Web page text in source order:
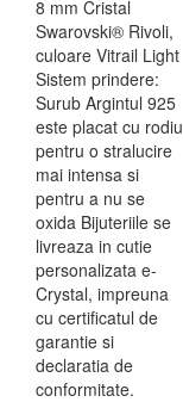
8 mm Cristal
Swarovski® Rivoli,
culoare Vitrail Light
Sistem prindere:
Surub Argintul 925
este placat cu rodiu
pentru o stralucire
mai intensa si
pentru a nu se
oxida Bijuteriile se
livreaza in cutie
personalizata e-
Crystal, impreuna
cu certificatul de
garantie si
declaratia de
conformitate.